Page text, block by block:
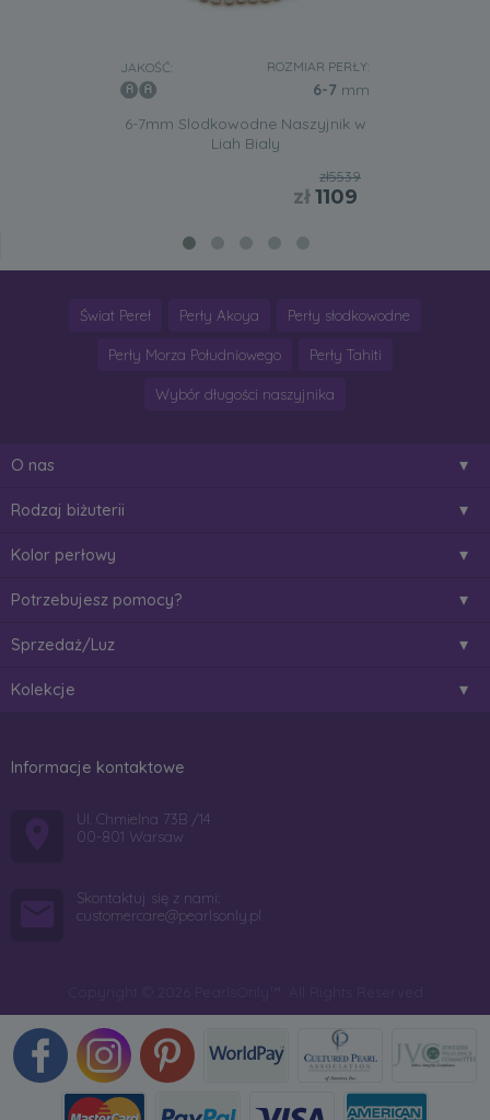
JAKOŚĆ: ROZMIAR PERŁY:
6-7 mm
6-7mm Slodkowodne Naszyjnik w
Liah Bialy
zł5539
zł1109
Świat Pereł Perły Akoya Perły słodkowodne
Perły Morza Południowego Perły Tahiti
Wybór długości naszyjnika
O nas
Rodzaj biżuterii
Kolor perłowy
Potrzebujesz pomocy?
Sprzedaż/Luz
Kolekcje
Informacje kontaktowe
Ul. Chmielna 73B /14
00-801 Warsaw
Skontaktuj się z nami:
customercare@pearlsonly.pl